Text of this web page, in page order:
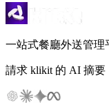
一站式餐廳外送管理
請求 klikit 的 AI 摘要